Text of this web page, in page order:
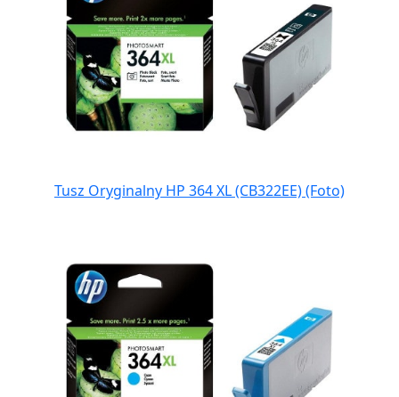
Tusz Oryginalny HP 364 XL (CB322EE) (Foto)